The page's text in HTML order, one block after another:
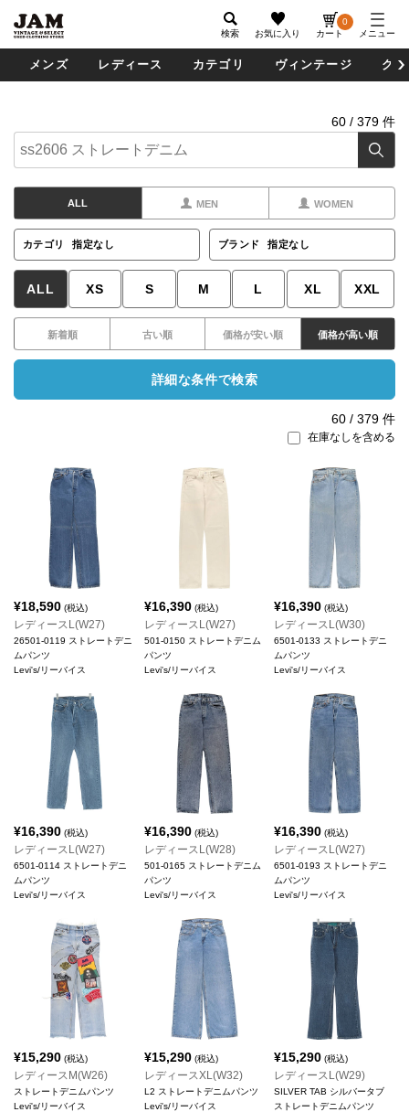
検索 お気に入り カート
0
メニュー
メンズ レディース カテゴリ ヴィンテージ グ
60 / 379 件
ALL MEN WOMEN
カテゴリ 指定なし ブランド 指定なし
ALL XS S M L XL XXL
新着順 古い順 価格が安い順 価格が高い順
詳細な条件で検索
60 / 379 件
在庫なしを含める
¥18,590 (税込)
レディースL(W27)
26501-0119 ストレートデニ
ムパンツ
Levi's/リーバイス
¥16,390(税込)
レディースL(W27)
501-0150 ストレートデニム
パンツ
Levi's/リーバイス
¥16,390 (税込)
レディースL(W30)
6501-0133 ストレートデニ
ムパンツ
Levi's/リーバイス
¥16,390 (税込)
レディースL(W27)
6501-0114 ストレートデニ
ムパンツ
Levi's/リーバイス
¥16,390(税込)
レディースL(W28)
501-0165 ストレートデニム
パンツ
Levi's/リーバイス
¥16,390 (税込)
レディースL(W27)
6501-0193 ストレートデニ
ムパンツ
Levi's/リーバイス
¥15,290 (税込)
レディースM(W26)
ストレートデニムパンツ
Levi's/リーバイス
¥15,290(税込)
レディースXL(W32)
L2 ストレートデニムパンツ
Levi's/リーバイス
¥15,290 (税込)
レディースL(W29)
SILVER TAB シルバータブ
ストレートデニムパンツ